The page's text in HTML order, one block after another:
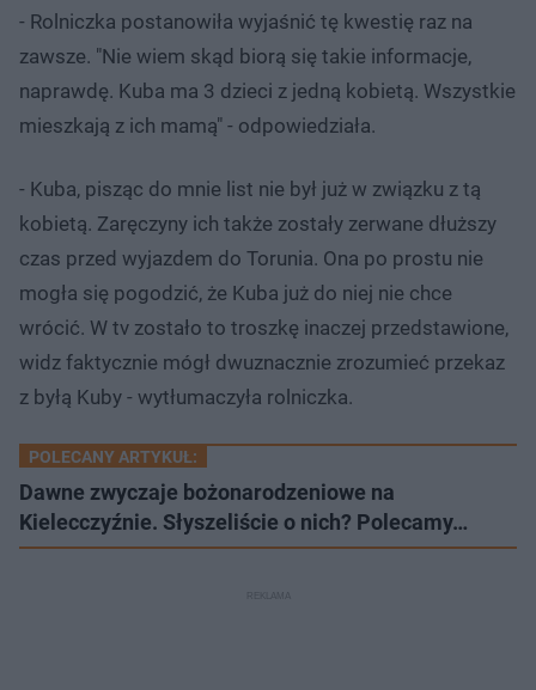
- Rolniczka postanowiła wyjaśnić tę kwestię raz na
zawsze. "Nie wiem skąd biorą się takie informacje,
naprawdę. Kuba ma 3 dzieci z jedną kobietą. Wszystkie
mieszkają z ich mamą" - odpowiedziała.
- Kuba, pisząc do mnie list nie był już w związku z tą
kobietą. Zaręczyny ich także zostały zerwane dłuższy
czas przed wyjazdem do Torunia. Ona po prostu nie
mogła się pogodzić, że Kuba już do niej nie chce
wrócić. W tv zostało to troszkę inaczej przedstawione,
widz faktycznie mógł dwuznacznie zrozumieć przekaz
z byłą Kuby - wytłumaczyła rolniczka.
POLECANY ARTYKUŁ:
Dawne zwyczaje bożonarodzeniowe na
Kielecczyźnie. Słyszeliście o nich? Polecamy…